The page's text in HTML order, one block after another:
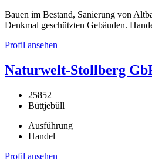
Bauen im Bestand, Sanierung von
Denkmal geschützten Gebäuden.
Profil ansehen
Naturwelt-Stollberg
25852
Büttjebüll
Ausführung
Handel
Profil ansehen